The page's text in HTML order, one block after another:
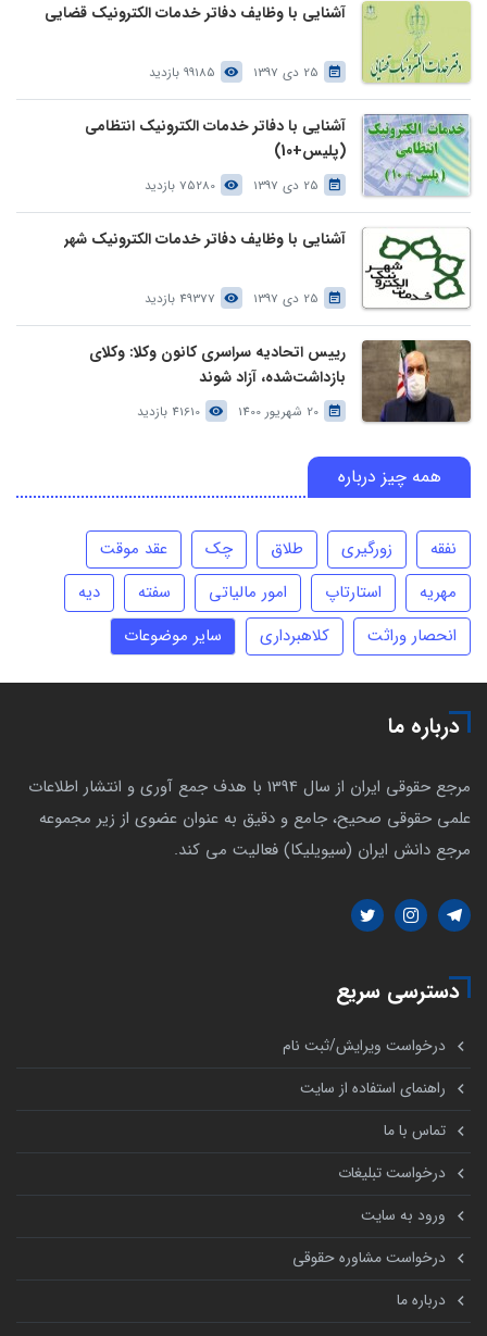
آشنایی با وظایف دفاتر خدمات الکترونیک قضایی
25 دی 1397 99185 بازدید
آشنایی با دفاتر خدمات الکترونیک انتظامی
(پلیس+10)
25 دی 1397 75280 بازدید
آشنایی با وظایف دفاتر خدمات الکترونیک شهر
25 دی 1397 49377 بازدید
رییس اتحادیه سراسری کانون وکلا: وکلای
بازداشت‌شده، آزاد شوند
20 شهریور 1400 41610 بازدید
همه چیز درباره
نفقه زورگیری طلاق چک
عقد موقت
مهریه
استارتاپ امور مالیاتی سفته
دیه
انحصار وراثت
کلاهبرداری سایر موضوعات
درباره ما
مرجع حقوقی ایران از سال 1394 با هدف جمع آوری و انتشار اطلاعات
علمی حقوقی صحیح، جامع و دقیق به عنوان عضوی از زیر مجموعه
مرجع دانش ایران (سیویلیکا) فعالیت می کند.
دسترسی سریع
درخواست ویرایش/ثبت نام
راهنمای استفاده از سایت
تماس با ما
درخواست تبلیغات
ورود به سایت
درخواست مشاوره حقوقی
درباره ما